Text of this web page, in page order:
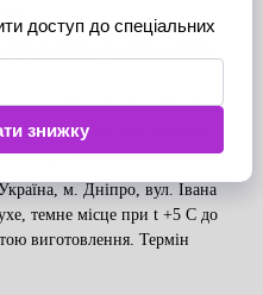
до компонентів
spp. 5x10⁷ CFU/ml(Bacillus
licheniformis, Bacillus
.
м. Дніпро, вул. Івана
темне місце при t +5 C до
виготовлення. Термін